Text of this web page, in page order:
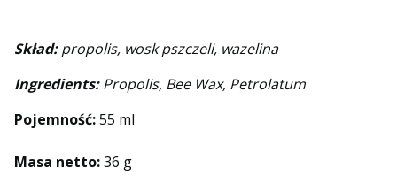
Skład:propolis, wosk pszczeli, wazelina
Ingredients:Propolis, Bee Wax, Petrolatum
Pojemność:55 ml
Masa netto:36 g